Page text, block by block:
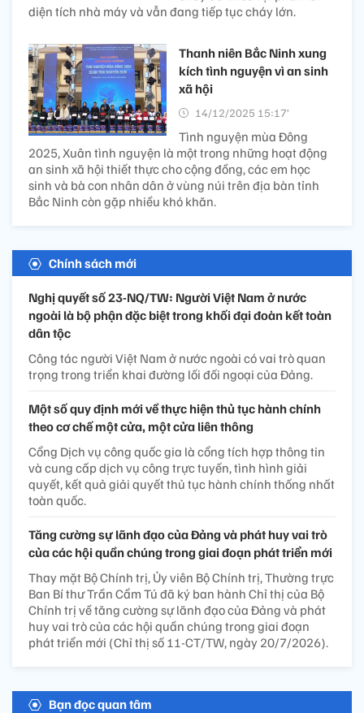
diện tích nhà máy và vẫn đang tiếp tục cháy lớn.
Thanh niên Bắc Ninh xung
kích tình nguyện vì an sinh
xã hội
14/12/2025 15:17’
Tình nguyện mùa Đông
2025, Xuân tình nguyện là một trong những hoạt động
an sinh xã hội thiết thực cho cộng đồng, các em học
sinh và bà con nhân dân ở vùng núi trên địa bàn tỉnh
Bắc Ninh còn gặp nhiều khó khăn.
Chính sách mới
Nghị quyết số 23-NQ/TW: Người Việt Nam ở nước
ngoài là bộ phận đặc biệt trong khối đại đoàn kết toàn
dân tộc
Công tác người Việt Nam ở nước ngoài có vai trò quan
trọng trong triển khai đường lối đối ngoại của Đảng.
Một số quy định mới về thực hiện thủ tục hành chính
theo cơ chế một cửa, một cửa liên thông
Cổng Dịch vụ công quốc gia là cổng tích hợp thông tin
và cung cấp dịch vụ công trực tuyến, tình hình giải
quyết, kết quả giải quyết thủ tục hành chính thống nhất
toàn quốc.
Tăng cường sự lãnh đạo của Đảng và phát huy vai trò
của các hội quần chúng trong giai đoạn phát triển mới
Thay mặt Bộ Chính trị, Ủy viên Bộ Chính trị, Thường trực
Ban Bí thư Trần Cẩm Tú đã ký ban hành Chỉ thị của Bộ
Chính trị về tăng cường sự lãnh đạo của Đảng và phát
huy vai trò của các hội quần chúng trong giai đoạn
phát triển mới (Chỉ thị số 11-CT/TW, ngày 20/7/2026).
Bạn đọc quan tâm